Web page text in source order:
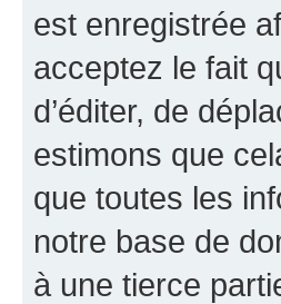
est enregistrée
acceptez le fait
d’éditer, de
estimons que
que toutes les
notre base de
à une tierce